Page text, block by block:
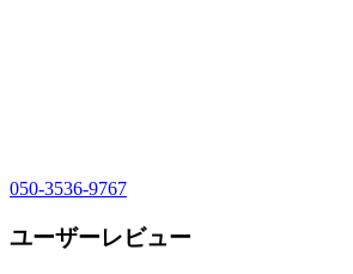
050-3536-9767
ユーザーレビュー